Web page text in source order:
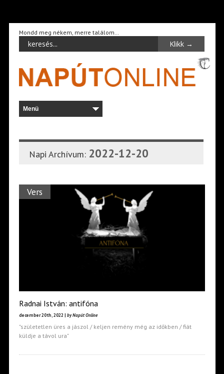
Mondd meg nékem, merre találom…
Napi Archívum: 2022-12-20
Vers
Radnai István: antifóna
december 20th, 2022 | by Napút Online
"születetlen üres a jászol / keljen remény még az időkben / fiát
küldje a távol ura"